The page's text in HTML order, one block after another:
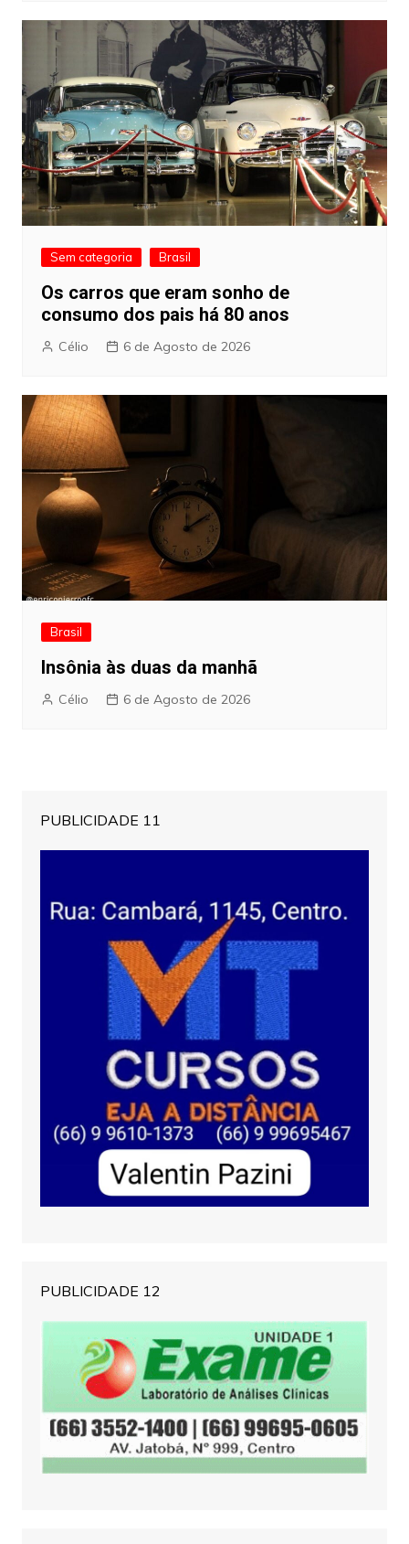
Sem categoria Brasil
Os carros que eram sonho de
consumo dos pais há 80 anos
Célio 6 de Agosto de 2026
Brasil
Insônia às duas da manhã
Célio 6 de Agosto de 2026
PUBLICIDADE 11
PUBLICIDADE 12